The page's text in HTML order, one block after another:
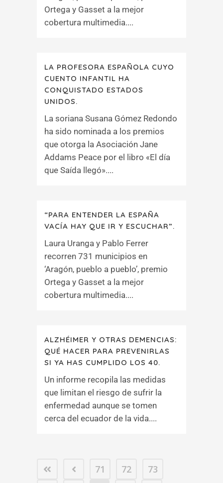
Ortega y Gasset a la mejor
cobertura multimedia....
LA PROFESORA ESPAÑOLA CUYO
CUENTO INFANTIL HA
CONQUISTADO ESTADOS
UNIDOS.
La soriana Susana Gómez Redondo
ha sido nominada a los premios
que otorga la Asociación Jane
Addams Peace por el libro «El día
que Saída llegó»....
“PARA ENTENDER LA ESPAÑA
VACÍA HAY QUE IR Y ESCUCHAR”.
Laura Uranga y Pablo Ferrer
recorren 731 municipios en
‘Aragón, pueblo a pueblo’, premio
Ortega y Gasset a la mejor
cobertura multimedia....
ALZHÉIMER Y OTRAS DEMENCIAS:
QUÉ HACER PARA PREVENIRLAS
SI YA HAS CUMPLIDO LOS 40.
Un informe recopila las medidas
que limitan el riesgo de sufrir la
enfermedad aunque se tomen
cerca del ecuador de la vida....
71 72
73